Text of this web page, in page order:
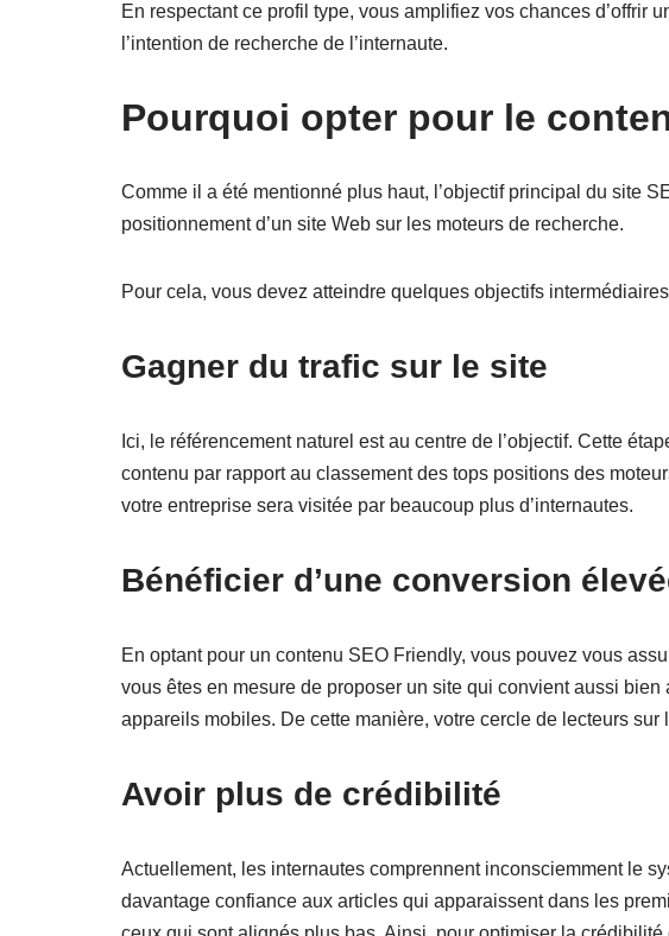
En respectant ce profil type, vous amplifiez vos chances d’offrir
l’intention de recherche de l’internaute.
Pourquoi opter pour le
Comme il a été mentionné plus haut, l’objectif principal du site
positionnement d’un site Web sur les moteurs de recherche.
Pour cela, vous devez atteindre quelques objectifs
Gagner du trafic sur le site
Ici, le référencement naturel est au centre de l’objectif. Cette
contenu par rapport au classement des tops positions des
votre entreprise sera visitée par beaucoup plus d’internautes.
Bénéficier d’une conversion
En optant pour un contenu SEO Friendly, vous pouvez vous
vous êtes en mesure de proposer un site qui convient aussi bien
appareils mobiles. De cette manière, votre cercle de lecteurs sur
Avoir plus de crédibilité
Actuellement, les internautes comprennent inconsciemment le
davantage confiance aux articles qui apparaissent dans les